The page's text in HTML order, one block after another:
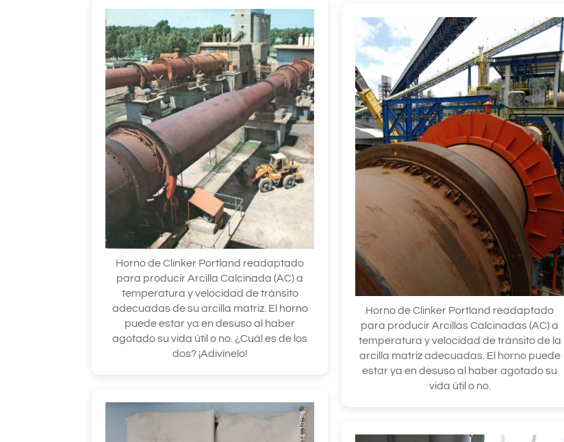
Horno de Clinker Portland readaptado
para producir Arcilla Calcinada (AC) a
temperatura y velocidad de tránsito
adecuadas de su arcilla matriz. El horno
puede estar ya en desuso al haber
agotado su vida útil o no. ¿Cuál es de los
dos? ¡Adivínelo!
Horno de Clinker Portland readaptado
para producir Arcillas Calcinadas (AC) a
temperatura y velocidad de tránsito de la
arcilla matriz adecuadas. El horno puede
estar ya en desuso al haber agotado su
vida útil o no.